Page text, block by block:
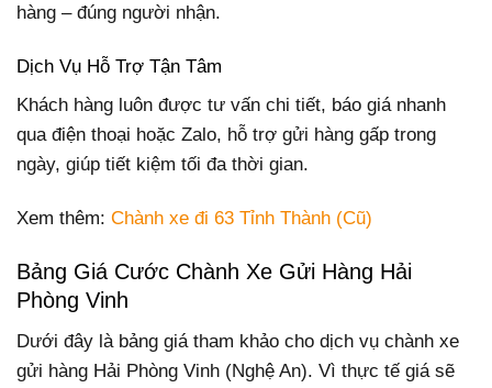
hàng – đúng người nhận.
Dịch Vụ Hỗ Trợ Tận Tâm
Khách hàng luôn được tư vấn chi tiết, báo giá nhanh
qua điện thoại hoặc Zalo, hỗ trợ gửi hàng gấp trong
ngày, giúp tiết kiệm tối đa thời gian.
Xem thêm: Chành xe đi 63 Tỉnh Thành (Cũ)
Bảng Giá Cước Chành Xe Gửi Hàng Hải
Phòng Vinh
Dưới đây là bảng giá tham khảo cho dịch vụ chành xe
gửi hàng Hải Phòng Vinh (Nghệ An). Vì thực tế giá sẽ